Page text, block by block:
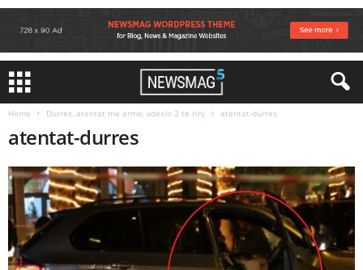
Home Durres, atentat me arme, vdesin 2 te rinj atentat-durres
atentat-durres